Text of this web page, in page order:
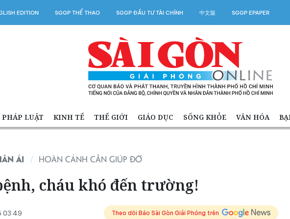
EDITION SGGP THỂ THAO SGGP ĐẦU TƯ TÀI CHÍNH 中文版 SGGP EPAPER
PHÁP LUẬT KINH TẾ THẾ GIỚI GIÁO DỤC SỐNG KHỎE VĂN HÓA
ÁI HOÀN CẢNH CẦN GIÚP ĐỠ
cháu khó đến trường!
03:49 Theo dõi Báo Sài Gòn Giải Phóng trên